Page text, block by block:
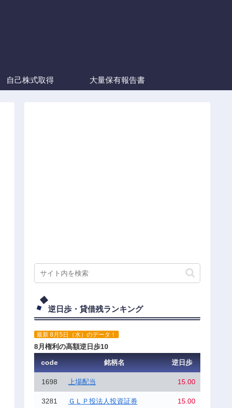
自己株式取得 大量保有報告書
逆日歩・貸借残ランキング
最新 8月5日（水）のデータ！
8月権利の高額逆日歩10
code
銘柄名 逆日歩
1698 上場配当 15.00
3281 ＧＬＰ投法人投資証券 15.00